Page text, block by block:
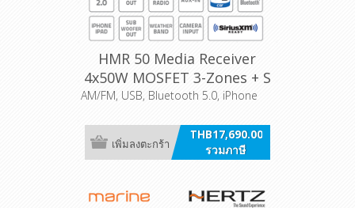
HMR 50 Media Receiver
4x50W MOSFET 3-Zones + S
AM/FM, USB, Bluetooth 5.0, iPhone
THB17,690.00
รวมภาษี
เพิ่มลงตะกร้า